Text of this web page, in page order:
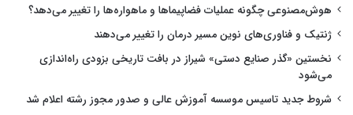
هوش‌مصنوعی چگونه عملیات فضاپیماها و ماهواره‌ها را تغییر می‌دهد؟
ژنتیک و فناوری‌های نوین مسیر درمان را تغییر می‌دهند
نخستین «گذر صنایع دستی» شیراز در بافت تاریخی بزودی راه‌اندازی
می‌شود
شروط جدید تاسیس موسسه آموزش عالی و صدور مجوز رشته اعلام شد